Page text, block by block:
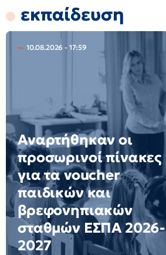
εκπαίδευση
10.08.2026 - 17:59
Αναρτήθηκαν οι
προσωρινοί πίνακες
για τα voucher
παιδικών και
βρεφονηπιακών
σταθμών ΕΣΠΑ 2026-
2027